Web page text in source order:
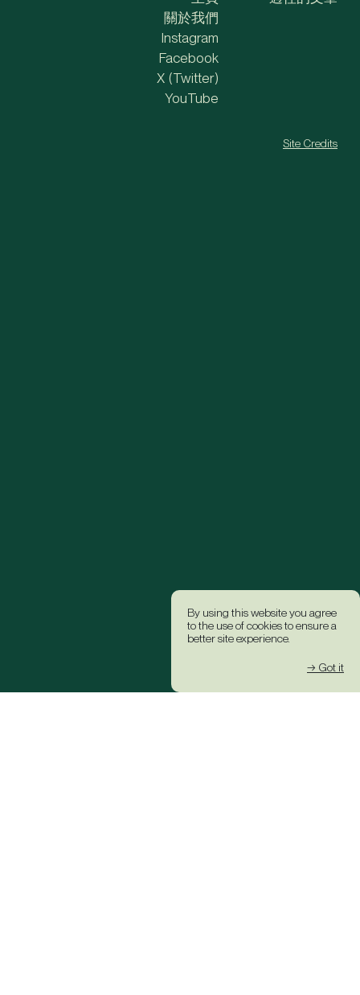
By using this website you agree
to the use of cookies to ensure a
better site experience.
→ Got it
關於我們
Instagram
Facebook
X (Twitter)
YouTube
Site Credits